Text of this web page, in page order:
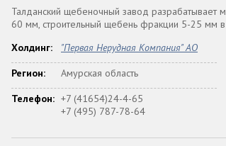
Талданский щебеночный завод
60 мм, строительный щебень фракции 5-25 мм
Холдинг:
"Первая Нерудная Компания" АО
Регион:
Амурская область
Телефон: +7 (41654)24-4-65
+7 (495) 787-78-64